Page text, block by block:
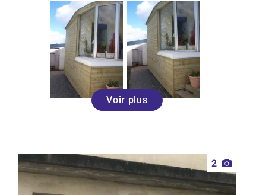
Voir plus
2